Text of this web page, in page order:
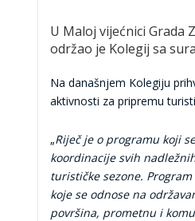
U Maloj vijećnici Grada
održao je Kolegij sa
Na današnjem Kolegiju
aktivnosti za pripremu
„Riječ je o programu koji
koordinacije svih
turističke sezone.
koje se odnose na
površina, prometnu i